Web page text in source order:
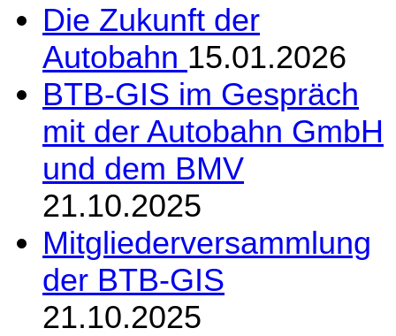
Die Zukunft der
Autobahn 15.01.2026
BTB-GIS im Gespräch
mit der Autobahn GmbH
und dem BMV
21.10.2025
Mitgliederversammlung
der BTB-GIS
21.10.2025